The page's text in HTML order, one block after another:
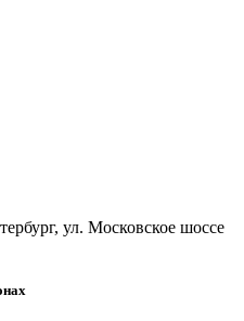
ул. Московское шоссе